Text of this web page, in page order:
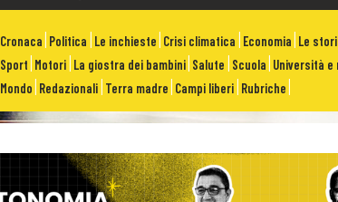
Cronaca Politica Le inchieste Crisi climatica Economia Le
Sport Motori La giostra dei bambini Salute Scuola Università e
Mondo Redazionali Terra madre Campi liberi Rubriche